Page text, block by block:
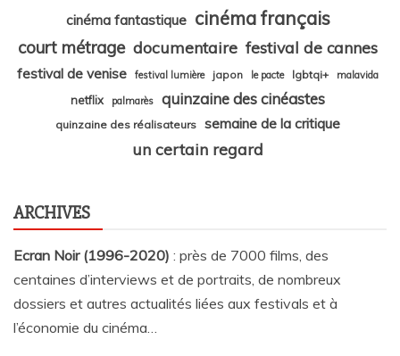
cinéma fantastique cinéma français
court métrage documentaire festival de cannes
festival de venise festival lumière japon le pacte lgbtqi+ malavida
netflix palmarès quinzaine des cinéastes
quinzaine des réalisateurs semaine de la critique
un certain regard
ARCHIVES
Ecran Noir (1996-2020) : près de 7000 films, des
centaines d’interviews et de portraits, de nombreux
dossiers et autres actualités liées aux festivals et à
l’économie du cinéma…